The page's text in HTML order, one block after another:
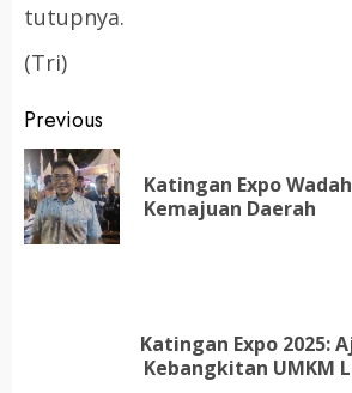
tutupnya.
(Tri)
Post
navigation
Previous
Katingan Expo
Kemajuan Daerah
Katingan Expo 2025:
Kebangkitan UMKM